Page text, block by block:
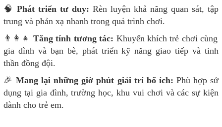
🧠 Phát triển tư duy: Rèn luyện khả năng quan sát, tập
trung và phản xạ nhanh trong quá trình chơi.
👨‍👩‍👧 Tăng tính tương tác: Khuyến khích trẻ chơi cùng
gia đình và bạn bè, phát triển kỹ năng giao tiếp và tinh
thần đồng đội.
🎉Mang lại những giờ phút giải trí bổ ích: Phù hợp sử
dụng tại gia đình, trường học, khu vui chơi và các sự kiện
dành cho trẻ em.